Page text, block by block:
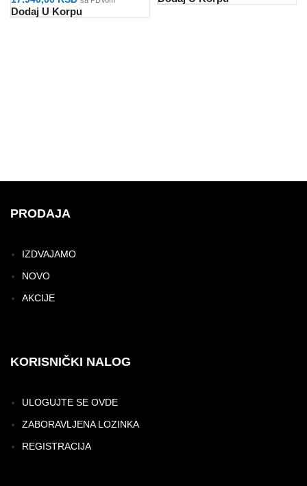
Dodaj U Korpu
PRODAJA
IZDVAJAMO
NOVO
AKCIJE
KORISNIČKI NALOG
ULOGUJTE SE OVDE
ZABORAVLJENA LOZINKA
REGISTRACIJA